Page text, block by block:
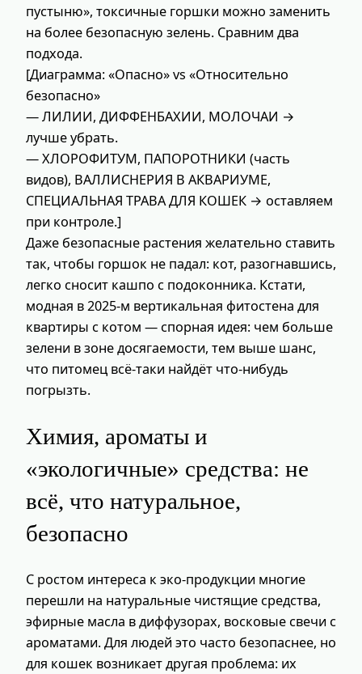
пустыню», токсичные горшки можно заменить
на более безопасную зелень. Сравним два
подхода.
[Диаграмма: «Опасно» vs «Относительно
безопасно»
— ЛИЛИИ, ДИФФЕНБАХИИ, МОЛОЧАИ →
лучше убрать.
— ХЛОРОФИТУМ, ПАПОРОТНИКИ (часть
видов), ВАЛЛИСНЕРИЯ В АКВАРИУМЕ,
СПЕЦИАЛЬНАЯ ТРАВА ДЛЯ КОШЕК → оставляем
при контроле.]
Даже безопасные растения желательно ставить
так, чтобы горшок не падал: кот, разогнавшись,
легко сносит кашпо с подоконника. Кстати,
модная в 2025‑м вертикальная фитостена для
квартиры с котом — спорная идея: чем больше
зелени в зоне досягаемости, тем выше шанс,
что питомец всё-таки найдёт что-нибудь
погрызть.
Химия, ароматы и
«экологичные» средства: не
всё, что натуральное,
безопасно
С ростом интереса к эко-продукции многие
перешли на натуральные чистящие средства,
эфирные масла в диффузорах, восковые свечи с
ароматами. Для людей это часто безопаснее, но
для кошек возникает другая проблема: их